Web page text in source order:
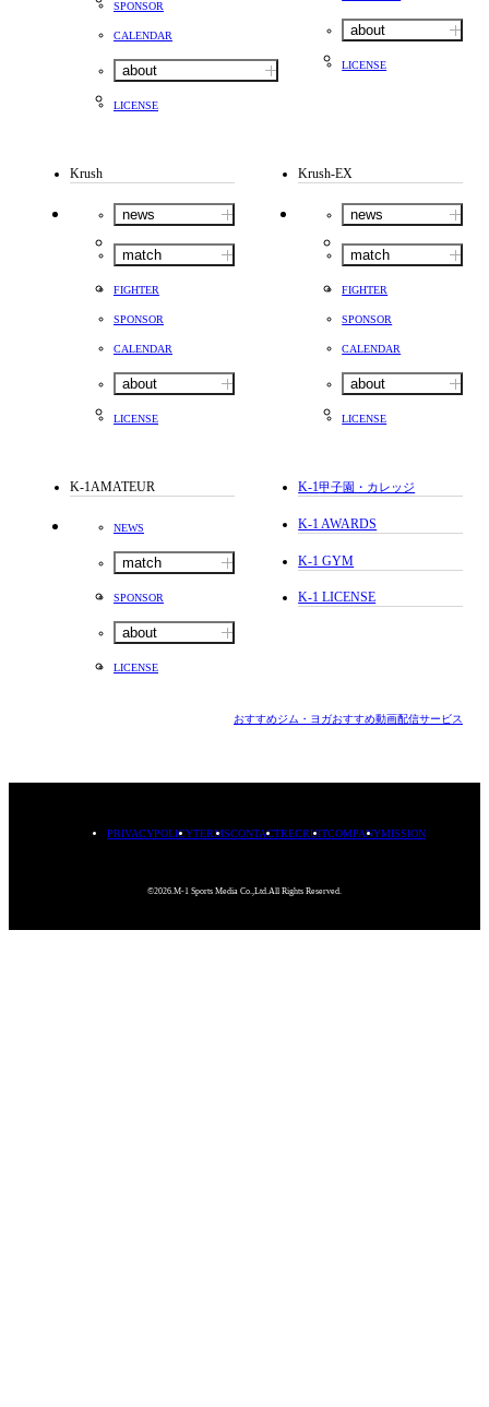
SPONSOR
CALENDAR
about
LICENSE
about
LICENSE
Krush
news
match
FIGHTER
SPONSOR
CALENDAR
about
LICENSE
Krush-EX
news
match
FIGHTER
SPONSOR
CALENDAR
about
LICENSE
K-1AMATEUR
NEWS
match
SPONSOR
about
LICENSE
K-1甲子園・カレッジ
K-1 AWARDS
K-1 GYM
K-1 LICENSE
おすすめジム・ヨガおすすめ動画配信サービス
PRIVACYPOLICYTERMSCONTACTRECRUITCOMPANYMISSION
©2026.M-1 Sports Media Co.,Ltd.All Rights Reserved.